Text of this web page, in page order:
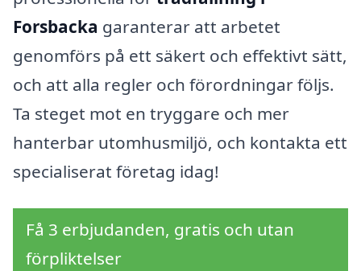
Forsbacka garanterar att arbetet
genomförs på ett säkert och effektivt sätt,
och att alla regler och förordningar följs.
Ta steget mot en tryggare och mer
hanterbar utomhusmiljö, och kontakta ett
specialiserat företag idag!
Få 3 erbjudanden, gratis och utan
förpliktelser